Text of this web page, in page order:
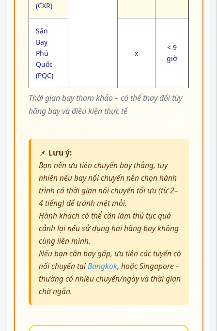
Thời gian bay tham khảo – có thể thay đổi tùy
hãng bay và điều kiện thực tế
(CXR)
Sân
Bay
Phú
Quốc
(PQC)
x
< 9
giờ
📌 Lưu ý:
Bạn nên ưu tiên chuyến bay thẳng, tuy
nhiên nếu bay nối chuyến nên chọn hành
trình có thời gian nối chuyến tối ưu (từ 2–
4 tiếng) để tránh mệt mỏi.
Hành khách có thể cần làm thủ tục quá
cảnh lại nếu sử dụng hai hãng bay không
cùng liên minh.
Nếu bạn cần bay gấp, ưu tiên các tuyến có
nối chuyến tạiBangkok, hoặc Singapore –
thường có nhiều chuyến/ngày và thời gian
chờ ngắn.